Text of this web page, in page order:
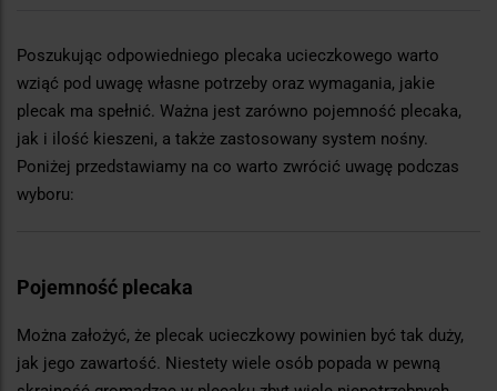
Poszukując odpowiedniego plecaka ucieczkowego warto
wziąć pod uwagę własne potrzeby oraz wymagania, jakie
plecak ma spełnić. Ważna jest zarówno pojemność plecaka,
jak i ilość kieszeni, a także zastosowany system nośny.
Poniżej przedstawiamy na co warto zwrócić uwagę podczas
wyboru:
Pojemność plecaka
Można założyć, że plecak ucieczkowy powinien być tak duży,
jak jego zawartość. Niestety wiele osób popada w pewną